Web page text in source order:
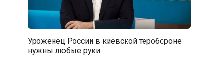
Уроженец России в киевской теробороне:
нужны любые руки